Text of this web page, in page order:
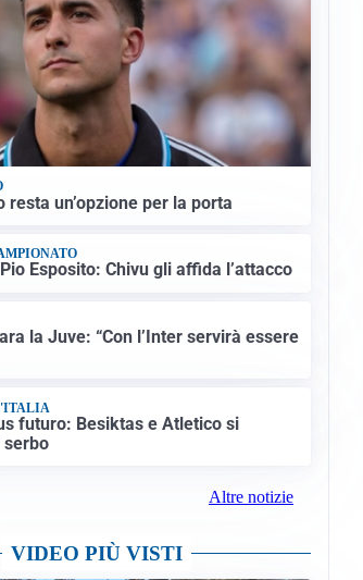
resta un’opzione per la porta
Esposito: Chivu gli affida l’attacco
la Juve: “Con l’Inter servirà essere
futuro: Besiktas e Atletico si
serbo
Altre notizie
VIDEO PIÙ VISTI